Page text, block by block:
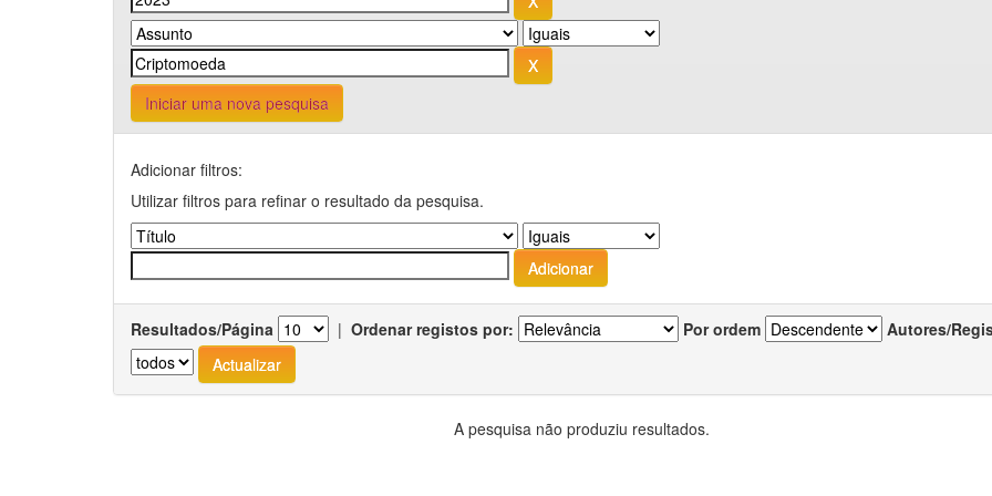
Iniciar uma nova pesquisa
Adicionar filtros:
Utilizar filtros para refinar o resultado da pesquisa.
Resultados/Página | Ordenar registos por: Por ordem Autores/
A pesquisa não produziu resultados.